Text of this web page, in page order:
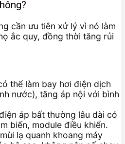
cần ưu tiên xử lý vì nó làm
ắc quy, đồng thời tăng rủi
thể làm bay hơi điện dịch
nước), tăng áp nội với bình
áp bất thường lâu dài có
biến, module điều khiển.
lạ quanh khoang máy